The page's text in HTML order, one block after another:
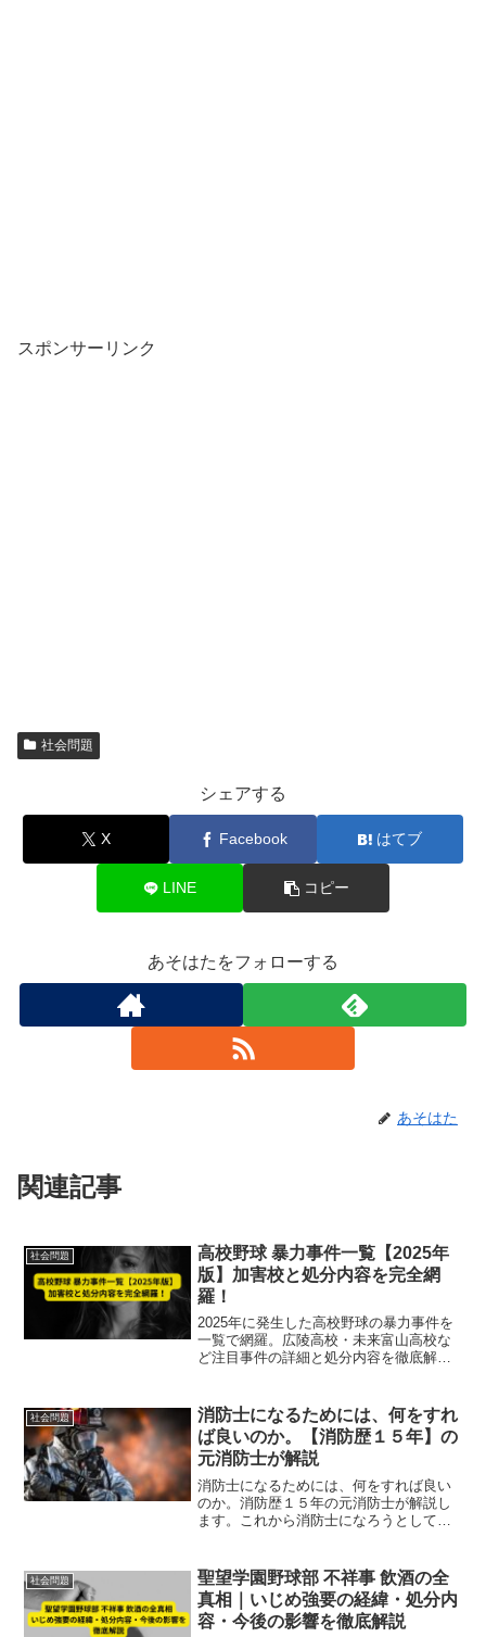
スポンサーリンク
社会問題
シェアする
X Facebook はてブ
LINE コピー
あそはたをフォローする
あそはた
関連記事
社会問題
高校野球 暴力事件一覧【2025年
版】加害校と処分内容を完全網
羅！
2025年に発生した高校野球の暴力事件を
一覧で網羅。広陵高校・未来富山高校な
ど注目事件の詳細と処分内容を徹底解
社会問題
消防士になるためには、何をすれ
ば良いのか。【消防歴１５年】の
元消防士が解説
消防士になるためには、何をすれば良い
のか。消防歴１５年の元消防士が解説し
ます。これから消防士になろうとしてい
良いのかを簡単に解説しています。
社会問題
聖望学園野球部 不祥事 飲酒の全
真相｜いじめ強要の経緯・処分内
容・今後の影響を徹底解説